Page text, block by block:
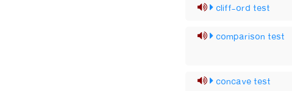
cliff-ord test
comparison test
concave test